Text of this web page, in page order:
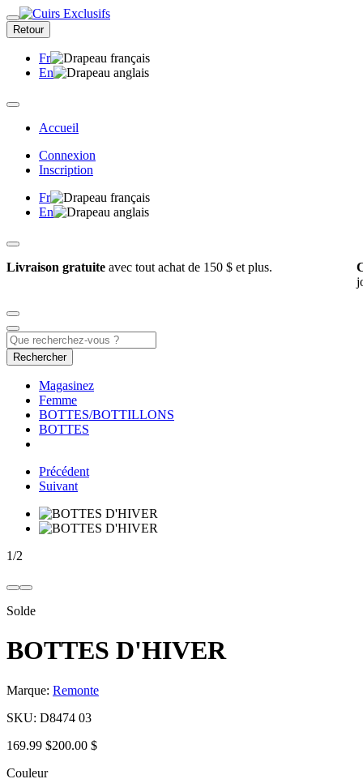
Retour
Fr
En
Accueil
Connexion
Inscription
Fr
En
Livraison gratuite avec tout achat de 150 $ et plus.
Rechercher
Magasinez
Femme
BOTTES/BOTTILLONS
BOTTES
Précédent
Suivant
1/2
Solde
BOTTES D'HIVER
Marque: Remonte
SKU: D8474 03
169.99 $200.00 $
Couleur